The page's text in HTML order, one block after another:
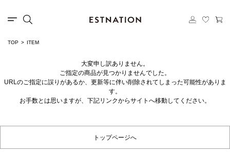
TOP ITEM
大変申し訳ありません。
ご指定の商品が見つかりませんでした。
URLのご指定に誤りがあるか、更新等に伴い削除されてしまった可能性がありま
す。
お手数とは思いますが、下記リンクからサイトへ移動してください。
トップページへ